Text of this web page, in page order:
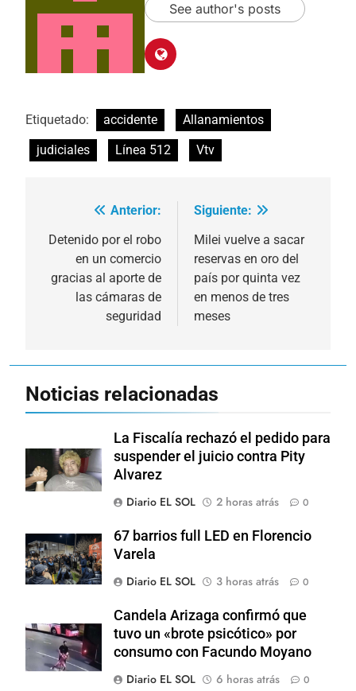
See author's posts
Etiquetado: accidente
Allanamientos
judiciales
Línea 512 Vtv
Navegación
de
entradas
Anterior:
Detenido por el robo
en un comercio
gracias al aporte de
las cámaras de
seguridad
Siguiente:
Milei vuelve a sacar
reservas en oro del
país por quinta vez
en menos de tres
meses
Noticias relacionadas
La Fiscalía rechazó el pedido para
suspender el juicio contra Pity
Alvarez
Diario EL SOL
2 horas atrás 0
67 barrios full LED en Florencio
Varela
Diario EL SOL
3 horas atrás 0
Candela Arizaga confirmó que
tuvo un «brote psicótico» por
consumo con Facundo Moyano
Diario EL SOL
6 horas atrás 0